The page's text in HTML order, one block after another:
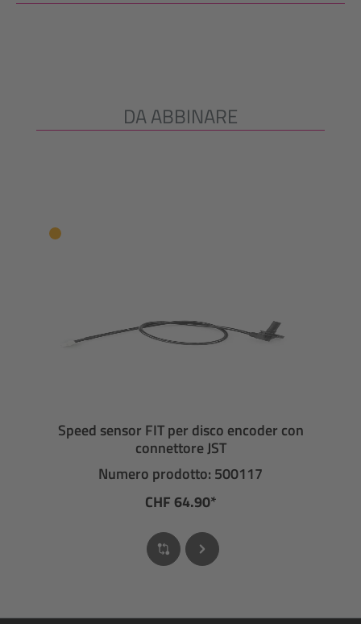
Salta la galleria dei prodotti
DA ABBINARE
Speed sensor FIT per disco encoder con
connettore JST
Numero prodotto: 500117
CHF 64.90*